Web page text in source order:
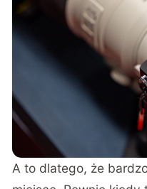
A to dlatego, że